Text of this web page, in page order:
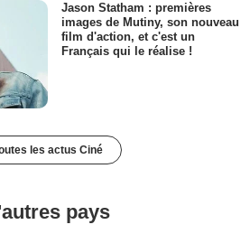
Jason Statham : premières
images de Mutiny, son nouveau
film d'action, et c'est un
Français qui le réalise !
les actus Ciné
pays